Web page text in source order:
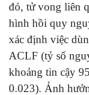
đó, tử vong liên
hình hồi quy
xác định việc
ACLF (tỷ số
khoảng tin cậy
0.023). Ảnh